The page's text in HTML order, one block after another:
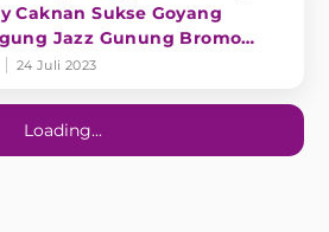
Caknan Sukse Goyang
Jazz Gunung Bromo
24 Juli 2023
Loading...